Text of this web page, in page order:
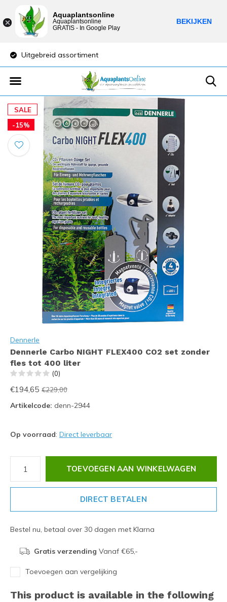
Uitgebreid assortiment
SALE
-15%
Dennerle
Dennerle Carbo NIGHT FLEX400 CO2 set zonder
fles tot 400 liter
(0)
€194,65 €229,00
Artikelcode: denn-2944
Op voorraad: Direct leverbaar
TOEVOEGEN AAN WINKELWAGEN
DIRECT BETALEN
Bestel nu, betaal over 30 dagen met Klarna
Gratis verzending Vanaf €65,-
Toevoegen aan vergelijking
This product is available in the following
Aquaplantsonline
Aquaplantsonline
GRATIS - In Google Play
BEKIJKEN